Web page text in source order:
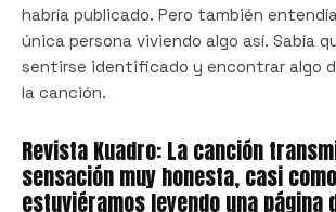
habría publicado. Pero también
única persona viviendo algo así. Sabía
sentirse identificado y encontrar algo
la canción.
Revista Kuadro: La canción
sensación muy honesta, casi
estuviéramos leyendo una página